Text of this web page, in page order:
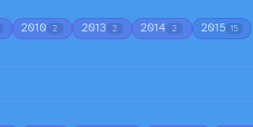
2010 2 2013 2 2014 2 2015 15